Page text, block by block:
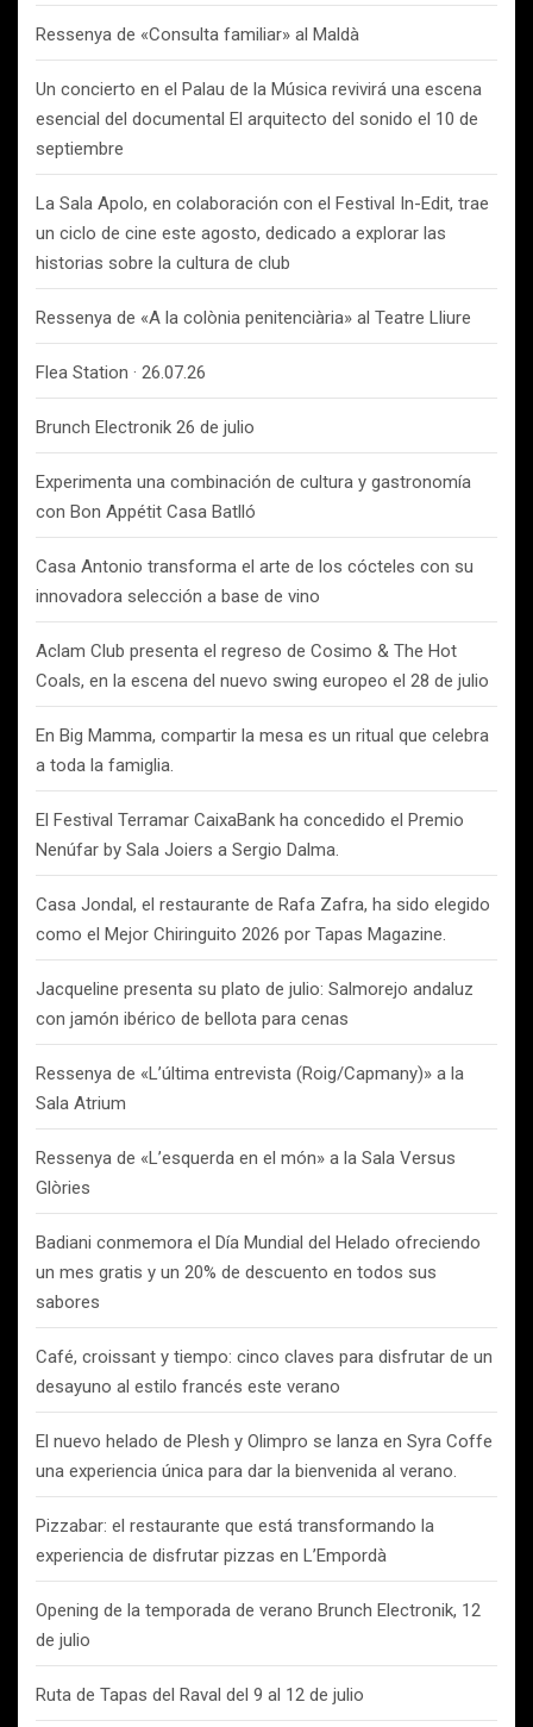
Ressenya de «Consulta familiar» al Maldà
Un concierto en el Palau de la Música revivirá una escena
esencial del documental El arquitecto del sonido el 10 de
septiembre
La Sala Apolo, en colaboración con el Festival In-Edit, trae
un ciclo de cine este agosto, dedicado a explorar las
historias sobre la cultura de club
Ressenya de «A la colònia penitenciària» al Teatre Lliure
Flea Station · 26.07.26
Brunch Electronik 26 de julio
Experimenta una combinación de cultura y gastronomía
con Bon Appétit Casa Batlló
Casa Antonio transforma el arte de los cócteles con su
innovadora selección a base de vino
Aclam Club presenta el regreso de Cosimo & The Hot
Coals, en la escena del nuevo swing europeo el 28 de julio
En Big Mamma, compartir la mesa es un ritual que celebra
a toda la famiglia.
El Festival Terramar CaixaBank ha concedido el Premio
Nenúfar by Sala Joiers a Sergio Dalma.
Casa Jondal, el restaurante de Rafa Zafra, ha sido elegido
como el Mejor Chiringuito 2026 por Tapas Magazine.
Jacqueline presenta su plato de julio: Salmorejo andaluz
con jamón ibérico de bellota para cenas
Ressenya de «L’última entrevista (Roig/Capmany)» a la
Sala Atrium
Ressenya de «L’esquerda en el món» a la Sala Versus
Glòries
Badiani conmemora el Día Mundial del Helado ofreciendo
un mes gratis y un 20% de descuento en todos sus
sabores
Café, croissant y tiempo: cinco claves para disfrutar de un
desayuno al estilo francés este verano
El nuevo helado de Plesh y Olimpro se lanza en Syra Coffe
una experiencia única para dar la bienvenida al verano.
Pizzabar: el restaurante que está transformando la
experiencia de disfrutar pizzas en L’Empordà
Opening de la temporada de verano Brunch Electronik, 12
de julio
Ruta de Tapas del Raval del 9 al 12 de julio